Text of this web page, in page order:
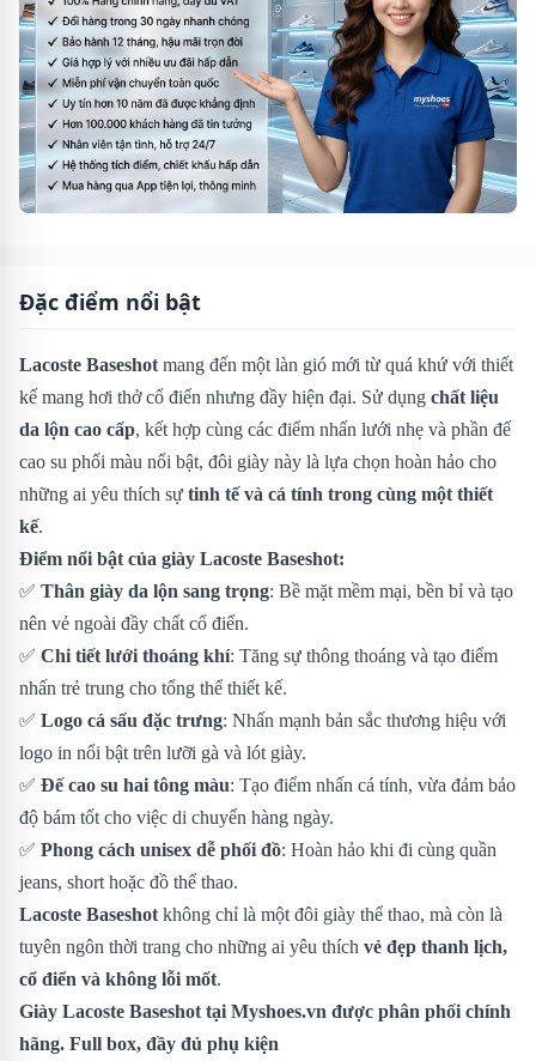
Đặc điểm nổi bật
Lacoste Baseshot mang đến một làn gió mới từ quá khứ với thiết
kế mang hơi thở cổ điển nhưng đầy hiện đại. Sử dụng chất liệu
da lộn cao cấp, kết hợp cùng các điểm nhấn lưới nhẹ và phần đế
cao su phối màu nổi bật, đôi giày này là lựa chọn hoàn hảo cho
những ai yêu thích sự tinh tế và cá tính trong cùng một thiết
kế.
Điểm nổi bật của giày Lacoste Baseshot:
✅ Thân giày da lộn sang trọng: Bề mặt mềm mại, bền bỉ và tạo
nên vẻ ngoài đầy chất cổ điển.
✅ Chi tiết lưới thoáng khí: Tăng sự thông thoáng và tạo điểm
nhấn trẻ trung cho tổng thể thiết kế.
✅ Logo cá sấu đặc trưng: Nhấn mạnh bản sắc thương hiệu với
logo in nổi bật trên lưỡi gà và lót giày.
✅ Đế cao su hai tông màu: Tạo điểm nhấn cá tính, vừa đảm bảo
độ bám tốt cho việc di chuyển hàng ngày.
✅ Phong cách unisex dễ phối đồ: Hoàn hảo khi đi cùng quần
jeans, short hoặc đồ thể thao.
Lacoste Baseshot không chỉ là một đôi giày thể thao, mà còn là
tuyên ngôn thời trang cho những ai yêu thích vẻ đẹp thanh lịch,
cổ điển và không lỗi mốt.
Giày Lacoste Baseshot tại Myshoes.vn được phân phối chính
hãng. Full box, đầy đủ phụ kiện